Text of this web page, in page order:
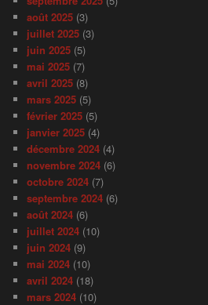
août 2025 (3)
juillet 2025 (3)
juin 2025 (5)
mai 2025 (7)
avril 2025 (8)
mars 2025 (5)
février 2025 (5)
janvier 2025 (4)
décembre 2024 (4)
novembre 2024 (6)
octobre 2024 (7)
septembre 2024 (6)
août 2024 (6)
juillet 2024 (10)
juin 2024 (9)
mai 2024 (10)
avril 2024 (18)
mars 2024 (10)